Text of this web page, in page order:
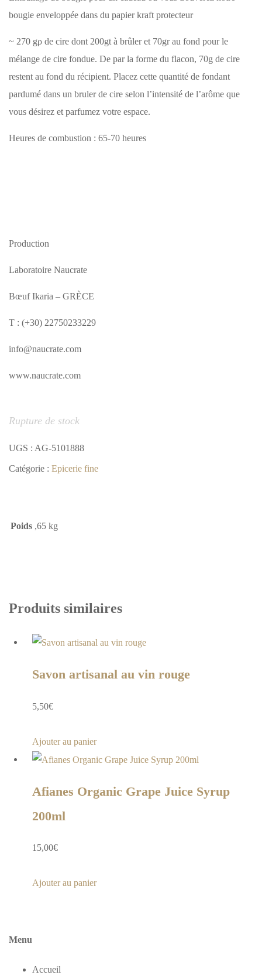
bougie enveloppée dans du papier kraft protecteur
~ 270 gρ de cire dont 200gt à brûler et 70gr au fond pour le
mélange de cire fondue. De par la forme du flacon, 70g de cire
restent au fond du récipient. Placez cette quantité de fondant
pardumé dans un bruler de cire selon l’intensité de l’arôme que
vous désirez et parfumez votre espace.
Heures de combustion : 65-70 heures
Production
Laboratoire Naucrate
Bœuf Ikaria – GRÈCE
T : (+30) 22750233229
info@naucrate.com
www.naucrate.com
Rupture de stock
UGS : AG-5101888
Catégorie : Epicerie fine
Poids ,65 kg
Produits similaires
Savon artisanal au vin rouge
5,50€
Ajouter au panier
Afianes Organic Grape Juice Syrup
200ml
15,00€
Ajouter au panier
Menu
Accueil